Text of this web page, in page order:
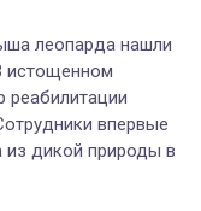
леопарда нашли
истощенном
реабилитации
впервые
из дикой природы в